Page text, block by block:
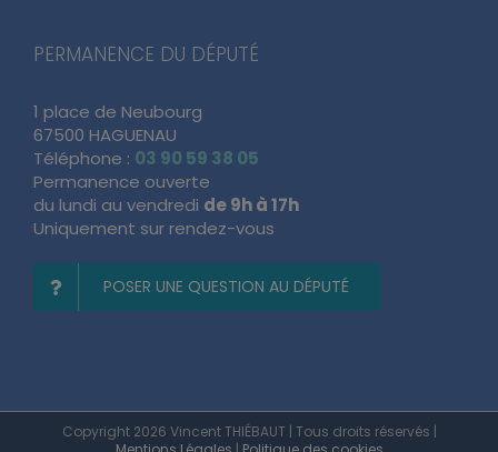
PERMANENCE DU DÉPUTÉ
1 place de Neubourg
67500 HAGUENAU
Téléphone : 03 90 59 38 05
Permanence ouverte
du lundi au vendredi de 9h à 17h
Uniquement sur rendez-vous
POSER UNE QUESTION AU DÉPUTÉ
Copyright 2026 Vincent THIÉBAUT | Tous droits réservés |